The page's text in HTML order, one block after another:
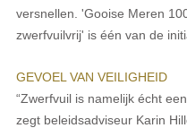
versnellen. 'Gooise Meren
zwerfvuilvrij' is één van de
GEVOEL VAN VEILIGHEID
“Zwerfvuil is namelijk écht
zegt beleidsadviseur Karin